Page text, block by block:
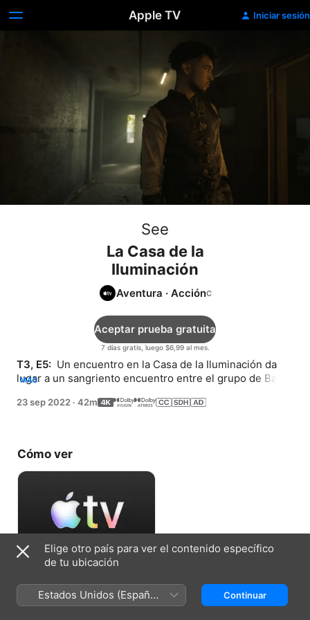
Apple TV Iniciar sesión
See
La Casa de la
Iluminación
Aventura · Acción
7 días gratis, luego $6,99 al mes.
Aceptar prueba gratuita
T3, E5: Un encuentro en la Casa de la Iluminación da
lugar a un sangriento encuentro entre el grupo de Baba
MÁS
23 sep 2022 · 42m
Cómo ver
7 días gratis, luego $6,99 al mes.
Elige otro país para ver el contenido específico
de tu ubicación
Estados Unidos (Español
México)
Continuar